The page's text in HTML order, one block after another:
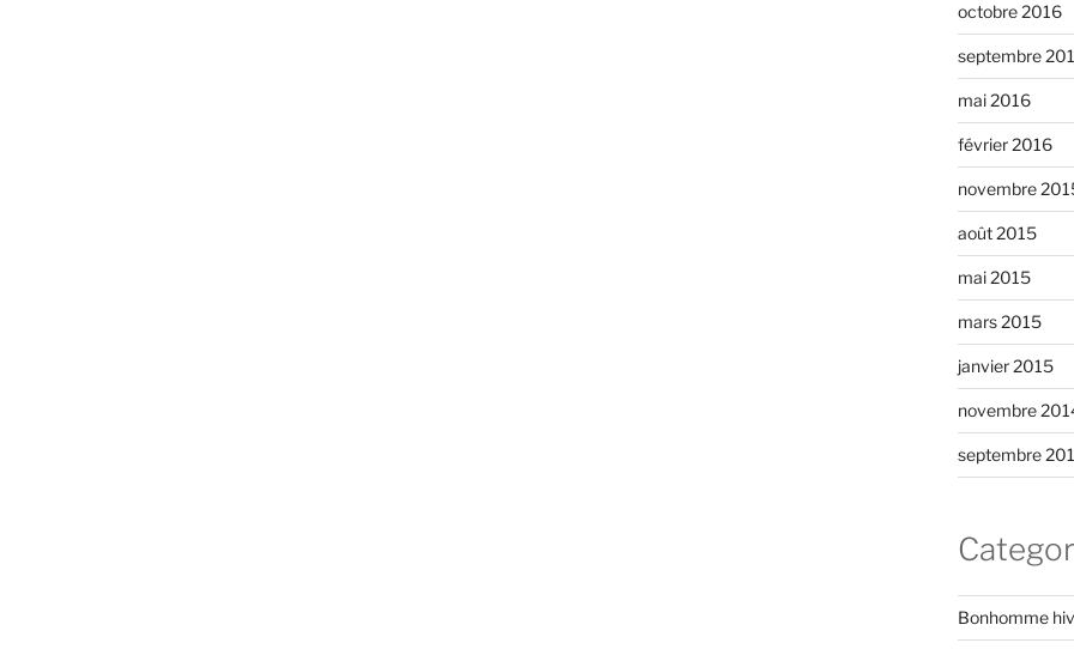
octobre 2016
septembre
mai 2016
février 2016
novembre
août 2015
mai 2015
mars 2015
janvier 2015
novembre
septembre
Bonhomme